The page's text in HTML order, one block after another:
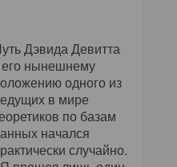
Дэвида Девитта
его нынешнему
одного из
в мире
по базам
начался
случайно.